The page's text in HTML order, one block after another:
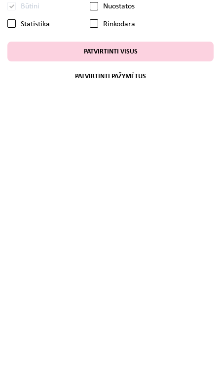
Būtini Nuostatos
Statistika Rinkodara
PATVIRTINTI VISUS
PATVIRTINTI PAŽYMĖTUS